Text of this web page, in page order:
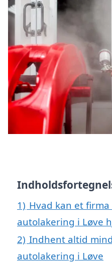
1) Hvad kan et
autolakering i Løve
2) Indhent altid
autolakering i Løve